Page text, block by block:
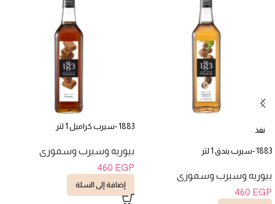
نفذ
1883 -سيرب بندق 1 لتر
بيوريه وسيرب وسموزى
460 EGP
1883 -سيرب كراميل 1 لتر
بيوريه وسيرب وسموزى
460 EGP
إضافة إلى السلة